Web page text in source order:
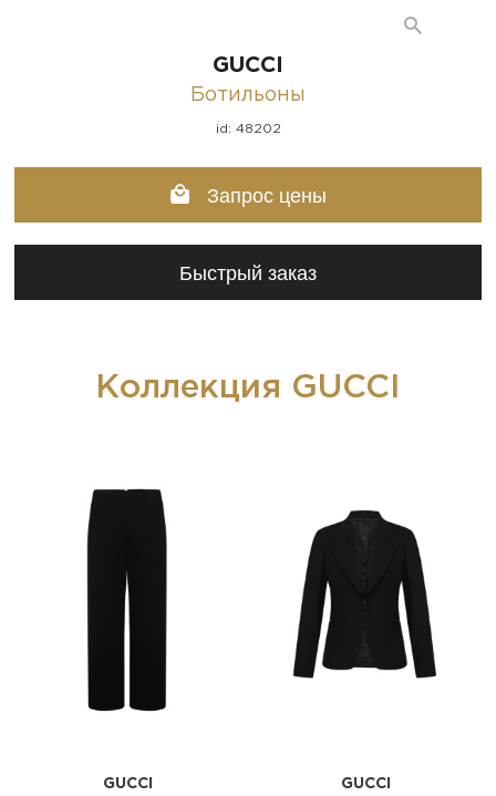
GUCCI
Ботильоны
id: 48202
Запрос цены
Быстрый заказ
Коллекция GUCCI
GUCCI GUCCI